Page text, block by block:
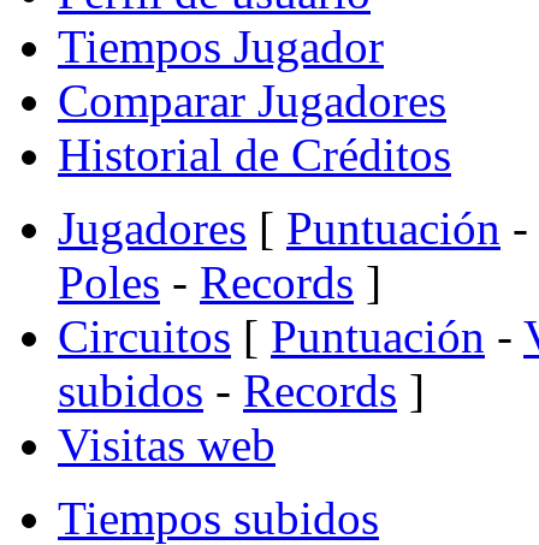
Tiempos Jugador
Comparar Jugadores
Historial de Créditos
Jugadores [ Puntuación -
Poles - Records ]
Circuitos [ Puntuación -
subidos - Records ]
Visitas web
Tiempos subidos